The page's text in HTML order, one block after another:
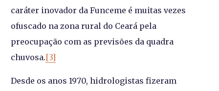
caráter inovador da Funceme é muitas vezes
ofuscado na zona rural do Ceará pela
preocupação com as previsões da quadra
chuvosa.[3]
Desde os anos 1970, hidrologistas fizeram